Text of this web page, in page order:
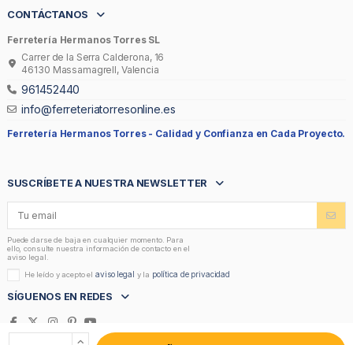
CONTÁCTANOS
Ferretería Hermanos Torres SL
Carrer de la Serra Calderona, 16
46130 Massamagrell, Valencia
961452440
info@ferreteriatorresonline.es
Ferretería Hermanos Torres - Calidad y Confianza en Cada Proyecto.
SUSCRÍBETE A NUESTRA NEWSLETTER
Puede darse de baja en cualquier momento. Para
ello, consulte nuestra información de contacto en el
aviso legal.
He leído y acepto elaviso legal y la política de privacidad
SÍGUENOS EN REDES